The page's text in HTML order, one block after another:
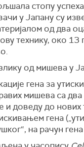
стопу
у Јапану су
од два
технику, око
од мишева у
гена за
мишева са
доведу до нових
гена
на рачун